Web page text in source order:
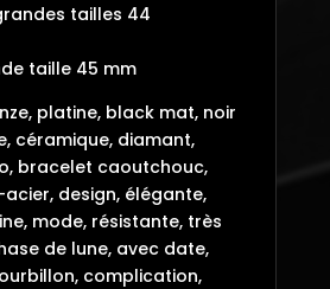
tailles 44
taille 45 mm
platine, black mat, noir
céramique, diamant,
bracelet caoutchouc,
design, élégante,
mode, résistante, très
de lune, avec date,
complication,